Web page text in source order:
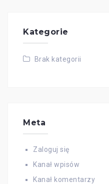
Kategorie
Brak kategorii
Meta
Zaloguj się
Kanał wpisów
Kanał komentarzy